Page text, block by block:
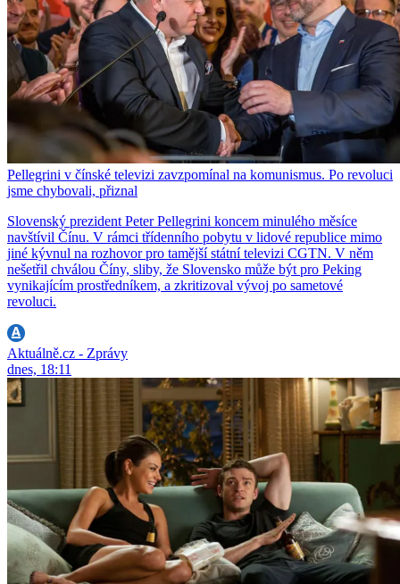
Pellegrini v čínské televizi zavzpomínal na komunismus. Po revoluci
jsme chybovali, přiznal
Slovenský prezident Peter Pellegrini koncem minulého měsíce
navštívil Čínu. V rámci třídenního pobytu v lidové republice mimo
jiné kývnul na rozhovor pro tamější státní televizi CGTN. V něm
nešetřil chválou Číny, sliby, že Slovensko může být pro Peking
vynikajícím prostředníkem, a zkritizoval vývoj po sametové
revoluci.
Aktuálně.cz - Zprávy
dnes, 18:11